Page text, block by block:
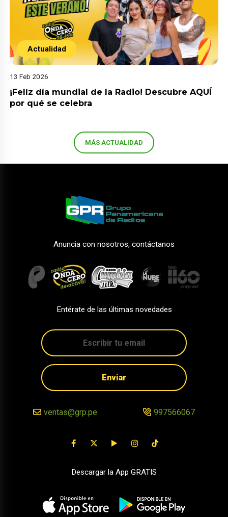
Actualidad
13 Feb 2026
¡Felíz día mundial de la Radio! Descubre AQUÍ
por qué se celebra
MÁS ACTUALIDAD
Anuncia con nosotros, contáctanos
Entérate de las últimas novedades
Enviar
ventas@grp.pe 997566067
Descargar la App GRATIS